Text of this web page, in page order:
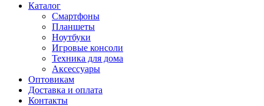
Каталог
Смартфоны
Планшеты
Ноутбуки
Игровые консоли
Техника для дома
Аксессуары
Оптовикам
Доставка и оплата
Контакты